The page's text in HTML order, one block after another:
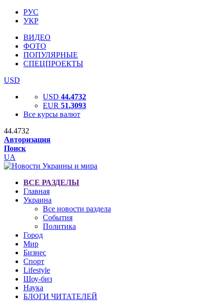
РУС
УКР
ВИДЕО
ФОТО
ПОПУЛЯРНЫЕ
СПЕЦПРОЕКТЫ
USD
USD 44.4732
EUR 51.3093
Все курсы валют
44.4732
Авторизация
Поиск
UA
ВСЕ РАЗДЕЛЫ
Главная
Украина
Все новости раздела
События
Политика
Город
Мир
Бизнес
Спорт
Lifestyle
Шоу-биз
Наука
БЛОГИ ЧИТАТЕЛЕЙ